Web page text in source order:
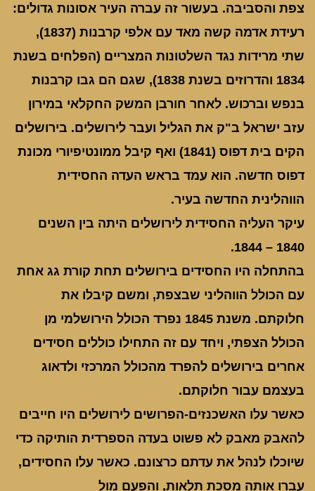
צפת והסביבה. בעשור זה עברה העיר אסונות גדולים:
רעידת אדמה קשה מאד עם אלפי קרבנות (1837),
שתי מרידות נגד השלטונות המצריים (הפלחים בשנת
1834 והדרוזים בשנת 1838), שגם הם גבו קרבנות
בנפש וברכוש. לאחר חורבן המשק החקלאי במירון
עזב ישראל ב"ק את הגליל ועבר לירושלים. בירושלים
הקים בית דפוס (1841) ואף קיבל ממונטיפיורי מכונת
דפוס חדשה. הוא עמד בראש העדה החסידית
הווהלינית החדשה בעיר.
עיקר העליה החסידית לירושלים היתה בין השנים
1840 – 1844.
בהתחלה היו החסידים בירושלים תחת קורת גג אחת
עם הכולל הווהליני שבצפת, ומשם קיבלו את
חלוקתם. משנת 1845 נפרד הכולל הירושלמי מן
הכולל הצפתי, ויחד עם זה התחילו כוללים חסידים
אחרים בירושלים להפרד מהכולל המרכזי ולדאוג
בעצמם עבור חלוקתם.
כאשר עלו האשכנזים-הפרושים לירושלים היו חייבים
להאבק מאבק לא פשוט בעדה הספרדית הותיקה כדי
שיוכלו לנהל את עדתם כרצונם. כאשר עלו החסידים,
עברו אותה מסכת תלאות, והפעם מול